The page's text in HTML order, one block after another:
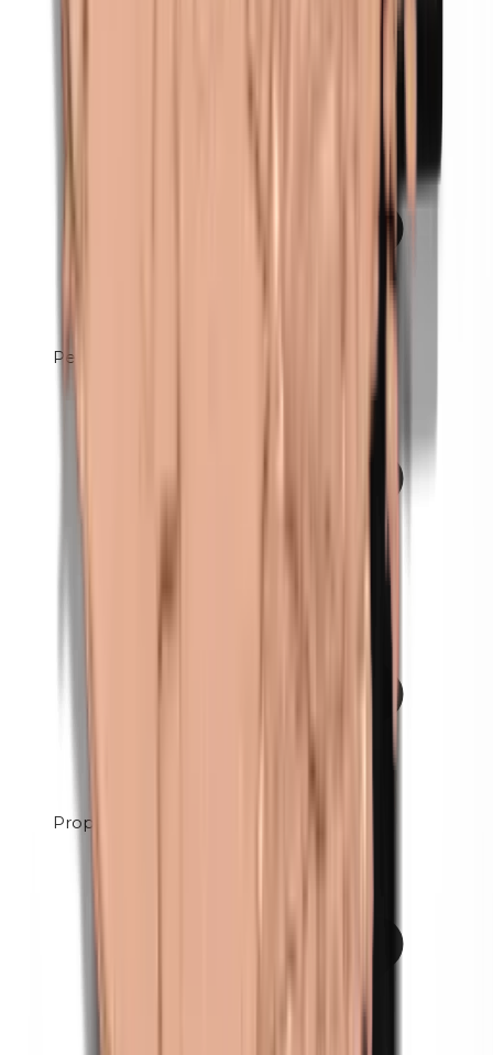
Petrolatum
Propyleenglycol